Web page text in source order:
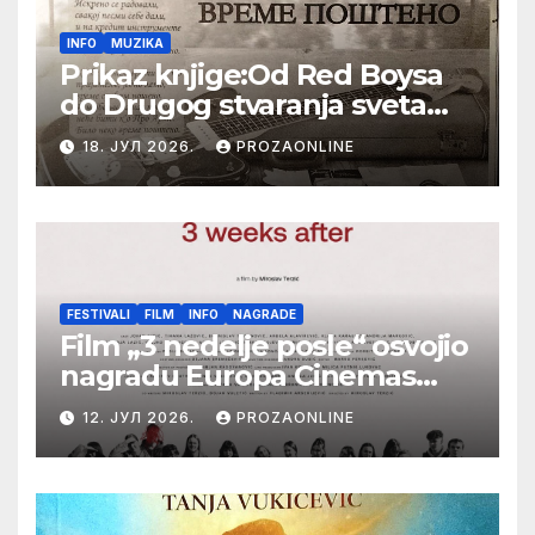
INFO MUZIKA
Prikaz knjige:Od Red Boysa
do Drugog stvaranja sveta
(bilo neko vreme pošteno)
(autor- Zlatomira Sremca,
Botoš 2022. godine,
samizdat)
18. ЈУЛ 2026. PROZAONLINE
FESTIVALI FILM INFO NAGRADE
Film „3 nedelje posle“ osvojio
nagradu Europa Cinemas
Label na Filmskom festivalu
u Karlovim Varima
12. ЈУЛ 2026. PROZAONLINE